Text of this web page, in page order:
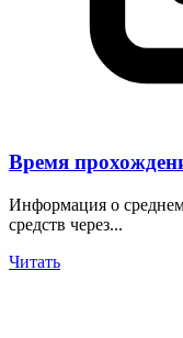
Время
Информация о
средств через...
Читать